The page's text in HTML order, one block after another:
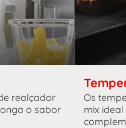
realçador
o sabor
Os
mix